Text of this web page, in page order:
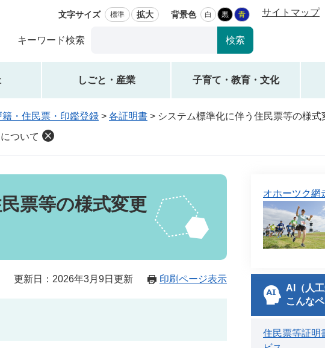
文字サイズ 標準 拡大 背景色 白 黒 青 サイトマップ
キーワード検索
ス
タ
索
しごと・産業 子育て・教育・文化
籍・住民票・印鑑登録 > 各証明書 > システム標準化に伴う住民票等の様式
ついて
票等の様式変更
更新日：2026年3月9日更新 印刷ページ表示
オホーツク網
AI（人
こんな
住民票等証明